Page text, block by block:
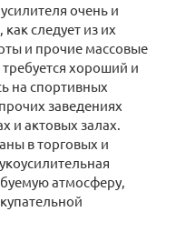
очень и
следует из их
и прочие массовые
хороший и
на спортивных
заведениях
и актовых залах.
в торговых и
атмосферу,